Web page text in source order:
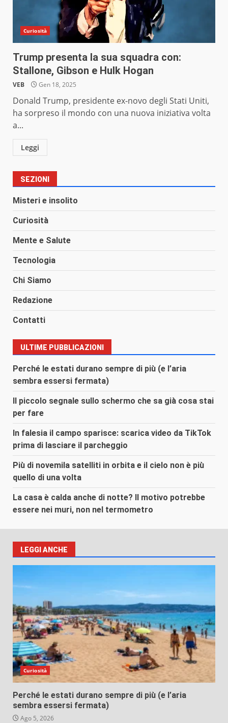
Curiosità
Trump presenta la sua squadra con:
Stallone, Gibson e Hulk Hogan
VEB Gen 18, 2025
Donald Trump, presidente ex-novo degli Stati Uniti,
ha sorpreso il mondo con una nuova iniziativa volta
a...
Leggi
SEZIONI
Misteri e insolito
Curiosità
Mente e Salute
Tecnologia
Chi Siamo
Redazione
Contatti
ULTIME PUBBLICAZIONI
Perché le estati durano sempre di più (e l’aria
sembra essersi fermata)
Il piccolo segnale sullo schermo che sa già cosa stai
per fare
In falesia il campo sparisce: scarica video da TikTok
prima di lasciare il parcheggio
Più di novemila satelliti in orbita e il cielo non è più
quello di una volta
La casa è calda anche di notte? Il motivo potrebbe
essere nei muri, non nel termometro
LEGGI ANCHE
Curiosità
Perché le estati durano sempre di più (e l’aria
sembra essersi fermata)
Ago 5, 2026